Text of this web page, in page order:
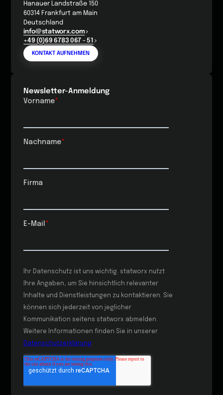
Hanauer Landstraße 150
60314 Frankfurt am Main
Deutschland
info@statworx.com
+49 (0)69 6783 067 - 51
KONTAKT AUFNEHMEN
Newsletter-Anmeldung